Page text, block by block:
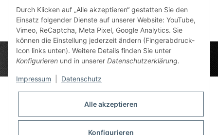
Datenschutz-Einstellungen
Durch Klicken auf „Alle akzeptieren“ gestatten Sie den
Einsatz folgender Dienste auf unserer Website: YouTube,
Vimeo, ReCaptcha, Meta Pixel, Google Analytics. Sie
können die Einstellung jederzeit ändern (Fingerabdruck-
Icon links unten). Weitere Details finden Sie unter
Konfigurieren und in unserer Datenschutzerklärung.
Impressum Datenschutz
Alle akzeptieren
Konfigurieren